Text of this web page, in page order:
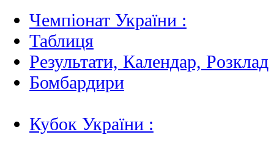
Чемпіонат України :
Таблиця
Результати, Календар, Poзклад
Бомбардири
Кубок України :